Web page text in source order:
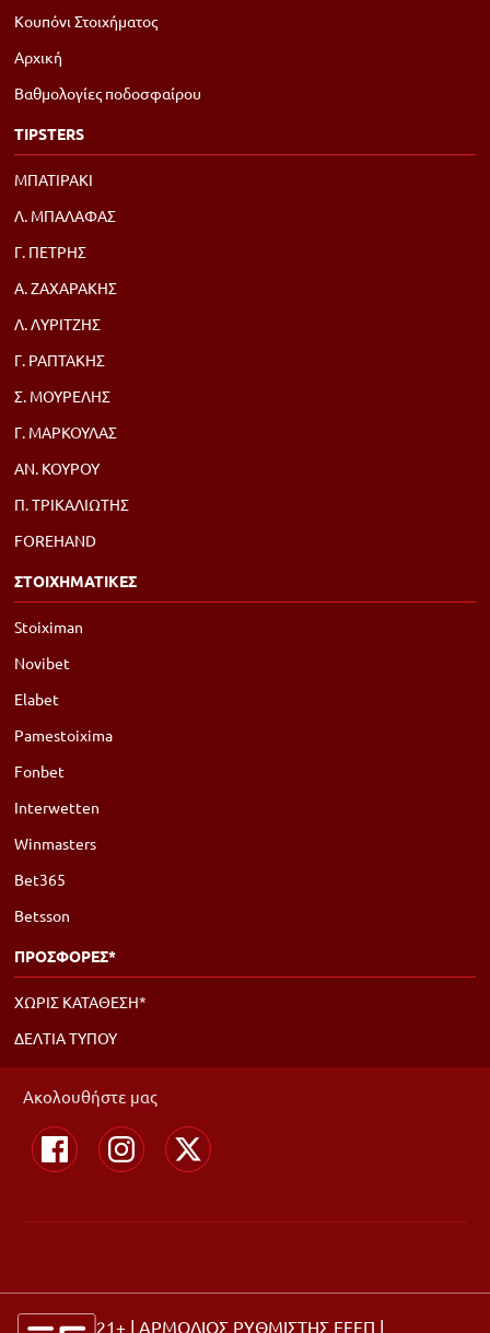
Κουπόνι Στοιχήματος
Αρχική
Βαθμολογίες ποδοσφαίρου
TIPSTERS
ΜΠΑΤΙΡΑΚΙ
Λ. ΜΠΑΛΑΦΑΣ
Γ. ΠΕΤΡΗΣ
Α. ΖΑΧΑΡΑΚΗΣ
Λ. ΛΥΡΙΤΖΗΣ
Γ. ΡΑΠΤΑΚΗΣ
Σ. ΜΟΥΡΕΛΗΣ
Γ. ΜΑΡΚΟΥΛΑΣ
ΑΝ. ΚΟΥΡΟΥ
Π. ΤΡΙΚΑΛΙΩΤΗΣ
FOREHAND
ΣΤΟΙΧΗΜΑΤΙΚΕΣ
Stoiximan
Novibet
Elabet
Pamestoixima
Fonbet
Interwetten
Winmasters
Bet365
Betsson
ΠΡΟΣΦΟΡΕΣ*
ΧΩΡΙΣ ΚΑΤΑΘΕΣΗ*
ΔΕΛΤΙΑ ΤΥΠΟΥ
Ακολουθήστε μας
21+ | ΑΡΜΟΔΙΟΣ ΡΥΘΜΙΣΤΗΣ ΕΕΕΠ |